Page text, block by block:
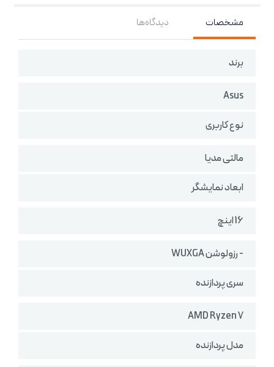
مشخصات دیدگاه‌ها
برند
Asus
نوع کاربری
مالتی مدیا
ابعاد نمایشگر
16 اینچ
- رزولوشن WUXGA
سری پردازنده
AMD Ryzen 7
مدل پردازنده